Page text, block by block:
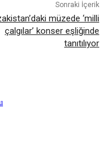
Sonraki İçerik
müzede ‘milli
çalgılar’ konser eşliğinde
tanıtılıyor